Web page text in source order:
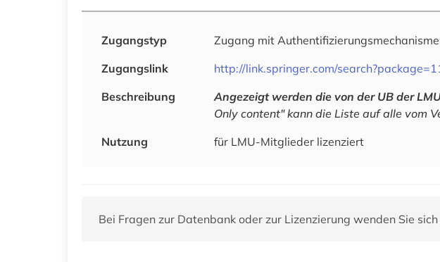
Zugangstyp
Zugang mit
Zugangslink
http://link.springer.com/
Beschreibung
Angezeigt werden die von der UB der
Only content" kann die Liste auf alle vom
Nutzung
für LMU-Mitglieder lizenziert
Bei Fragen zur Datenbank oder zur Lizenzierung wenden Sie